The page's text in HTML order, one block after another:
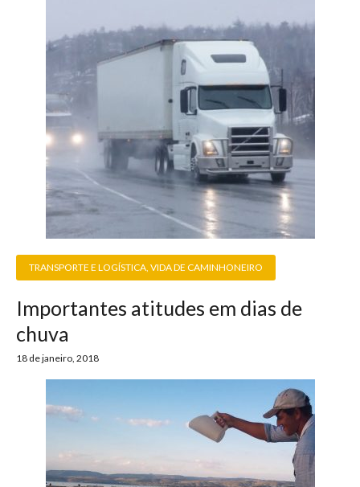
TRANSPORTE E LOGÍSTICA VIDA DE CAMINHONEIRO
Importantes atitudes em dias de
chuva
18 de janeiro, 2018